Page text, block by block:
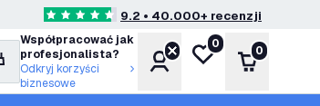
4.6 Gwiazdki oceny9.2 • 40.000+ recenzji
Współpracować jak
profesjonalista?
Odkryj korzyści
biznesowe
KontoMoja lista życzeń
0
Koszyk
0